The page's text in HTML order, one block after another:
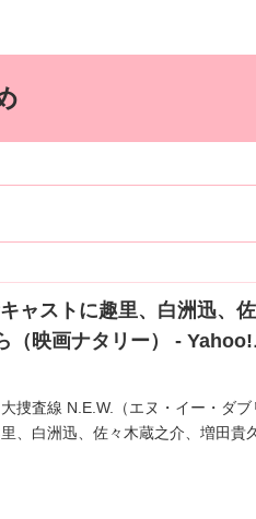
ャストに趣里、白洲迅、
（映画ナタリー） -
捜査線 N.E.W.（エヌ・イー・ダブ
、白洲迅、佐々木蔵之介、増田貴